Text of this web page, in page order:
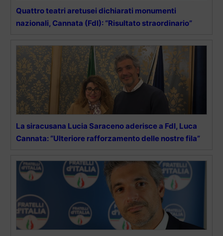
Quattro teatri aretusei dichiarati monumenti
nazionali, Cannata (FdI): “Risultato straordinario”
La siracusana Lucia Saraceno aderisce a FdI, Luca
Cannata: “Ulteriore rafforzamento delle nostre fila”